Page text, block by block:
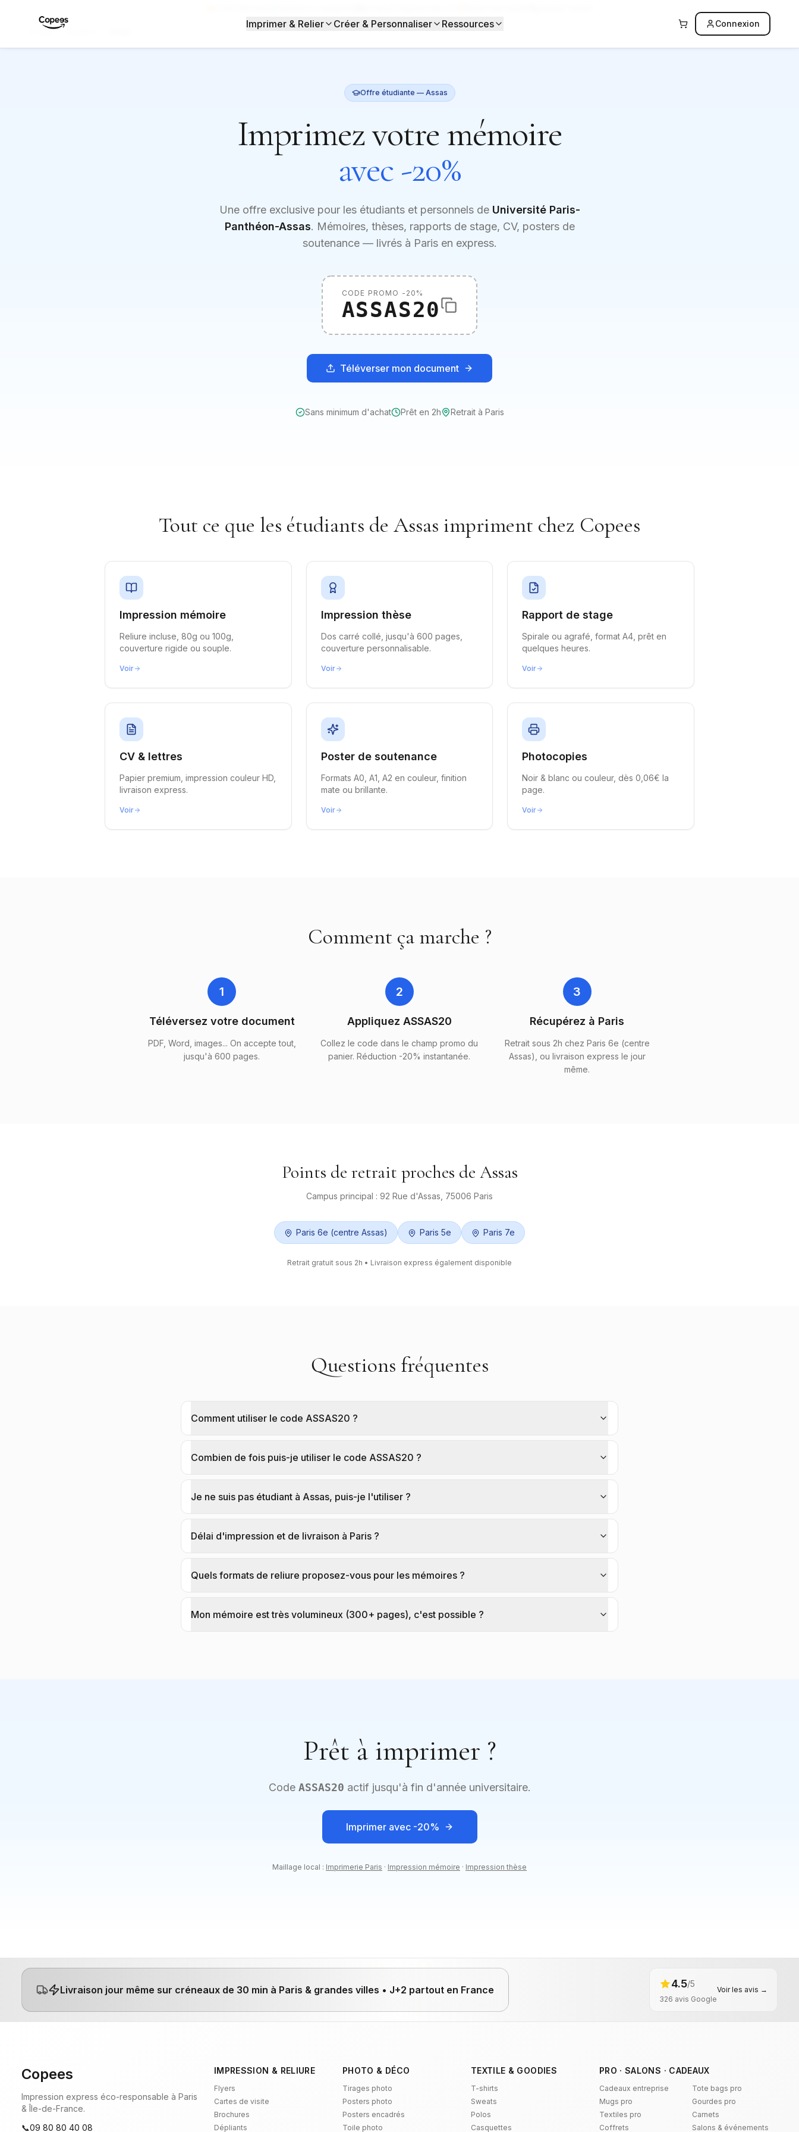
Imprimer & Relier Créer & Personnaliser Ressources Connexion
Accueil
Offre étudiante — Assas
Imprimez votre mémoire
avec -20%
Une offre exclusive pour les étudiants et personnels de Université Paris-
Panthéon-Assas. Mémoires, thèses, rapports de stage, CV, posters de
soutenance — livrés à Parisen express.
CODE PROMO -20%
ASSAS20
Téléverser mon document
Sans minimum d'achat Prêt en 2h Retrait à Paris
Tout ce que les étudiants de Assas impriment chez Copees
Impression mémoire
Reliure incluse, 80g ou 100g,
couverture rigide ou souple.
Voir
Impression thèse
Dos carré collé, jusqu'à 600 pages,
couverture personnalisable.
Voir
Rapport de stage
Spirale ou agrafé, format A4, prêt en
quelques heures.
Voir
CV & lettres
Papier premium, impression couleur HD,
livraison express.
Voir
Poster de soutenance
Formats A0, A1, A2 en couleur, finition
mate ou brillante.
Voir
Photocopies
Noir & blanc ou couleur, dès 0,06€ la
page.
Voir
Comment ça marche ?
1
Téléversez votre document
PDF, Word, images... On accepte tout,
jusqu'à 600 pages.
2
Appliquez ASSAS20
Collez le code dans le champ promo du
panier. Réduction -20% instantanée.
3
Récupérez à Paris
Retrait sous 2h chez Paris 6e (centre
Assas), ou livraison express le jour
même.
Points de retrait proches de Assas
Campus principal : 92 Rue d'Assas, 75006 Paris
Paris 6e (centre Assas) Paris 5e Paris 7e
Retrait gratuit sous 2h • Livraison express également disponible
Questions fréquentes
Comment utiliser le code ASSAS20 ?
Combien de fois puis-je utiliser le code ASSAS20 ?
Je ne suis pas étudiant à Assas, puis-je l'utiliser ?
Délai d'impression et de livraison à Paris ?
Quels formats de reliure proposez-vous pour les mémoires ?
Mon mémoire est très volumineux (300+ pages), c'est possible ?
Prêt à imprimer ?
Code ASSAS20 actif jusqu'à fin d'année universitaire.
Imprimer avec -20%
Maillage local : Imprimerie Paris · Impression mémoire · Impression thèse
Livraison jour même sur créneaux de 30 min à Paris & grandes villes • J+2 partout en France 4.5/5
326 avis Google
Voir les avis →
Copees
Impression express éco-responsable à Paris
& Île-de-France.
📞09 80 80 40 08
IMPRESSION & RELIURE
Flyers
Cartes de visite
Brochures
Dépliants
PHOTO & DÉCO
Tirages photo
Posters photo
Posters encadrés
Toile photo
TEXTILE & GOODIES
T-shirts
Sweats
Polos
Casquettes
PRO · SALONS · CADEAUX
Cadeaux entreprise
Tote bags pro
Mugs pro
Gourdes pro
Textiles pro
Carnets
Coffrets
Salons & événements